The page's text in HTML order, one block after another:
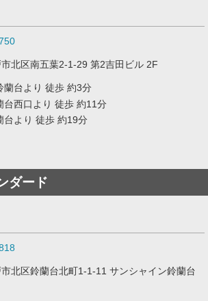
北区南五葉2-1-29 第2吉田ビル 2F
蘭台より 徒歩 約3分
台西口より 徒歩 約11分
台より 徒歩 約19分
ダード
北区鈴蘭台北町1-1-11 サンシャイン鈴蘭台